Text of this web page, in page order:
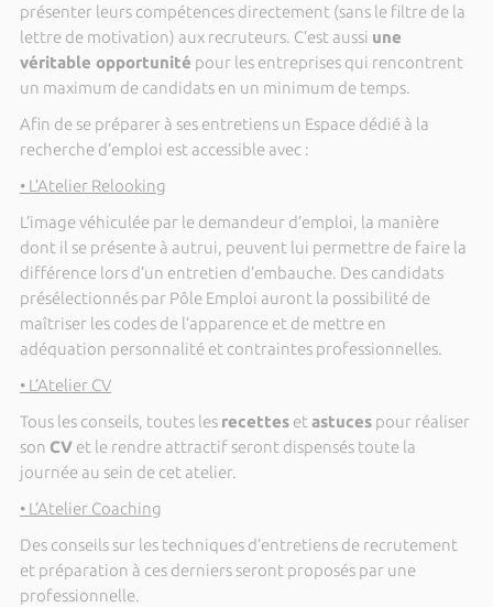
présenter leurs compétences directement (sans le filtre de la
lettre de motivation) aux recruteurs. C’est aussi une
véritable opportunité pour les entreprises qui rencontrent
un maximum de candidats en un minimum de temps.
Afin de se préparer à ses entretiens un Espace dédié à la
recherche d’emploi est accessible avec :
• L’Atelier Relooking
L’image véhiculée par le demandeur d’emploi, la manière
dont il se présente à autrui, peuvent lui permettre de faire la
différence lors d’un entretien d’embauche. Des candidats
présélectionnés par Pôle Emploi auront la possibilité de
maîtriser les codes de l’apparence et de mettre en
adéquation personnalité et contraintes professionnelles.
• L’Atelier CV
Tous les conseils, toutes les recetteset astucespour réaliser
son CVet le rendre attractif seront dispensés toute la
journée au sein de cet atelier.
• L’Atelier Coaching
Des conseils sur les techniques d’entretiens de recrutement
et préparation à ces derniers seront proposés par une
professionnelle.